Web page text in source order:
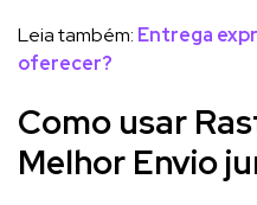
Leia também: Entrega
oferecer?
Como usar
Melhor Envio